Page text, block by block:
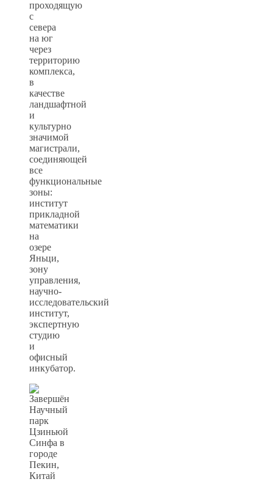
проходящую
с
севера
на юг
через
территорию
комплекса,
в
качестве
ландшафтной
и
культурно
значимой
магистрали,
соединяющей
все
функциональные
зоны:
институт
прикладной
математики
на
озере
Яньци,
зону
управления,
научно-
исследовательский
институт,
экспертную
студию
и
офисный
инкубатор.